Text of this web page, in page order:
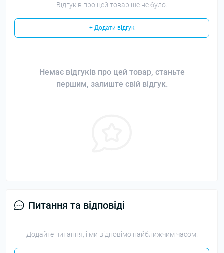
Відгуків про цей товар ще не було.
+ Додати відгук
Немає відгуків про цей товар, станьте
першим, залиште свій відгук.
Питання та відповіді
Додайте питання, і ми відповімо найближчим часом.